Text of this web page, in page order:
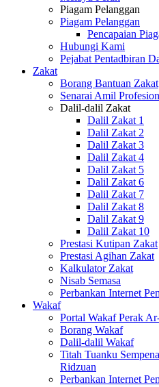
Piagam Pelanggan
Piagam Pelanggan
Pencapaian
Hubungi Kami
Pejabat Pentadbiran
Zakat
Borang Bantuan Zakat
Senarai Amil
Dalil-dalil Zakat
Dalil Zakat 1
Dalil Zakat 2
Dalil Zakat 3
Dalil Zakat 4
Dalil Zakat 5
Dalil Zakat 6
Dalil Zakat 7
Dalil Zakat 8
Dalil Zakat 9
Dalil Zakat 10
Prestasi Kutipan Zakat
Prestasi Agihan Zakat
Kalkulator Zakat
Nisab Semasa
Perbankan Internet
Wakaf
Portal Wakaf Perak
Borang Wakaf
Dalil-dalil Wakaf
Titah Tuanku
Ridzuan
Perbankan Internet